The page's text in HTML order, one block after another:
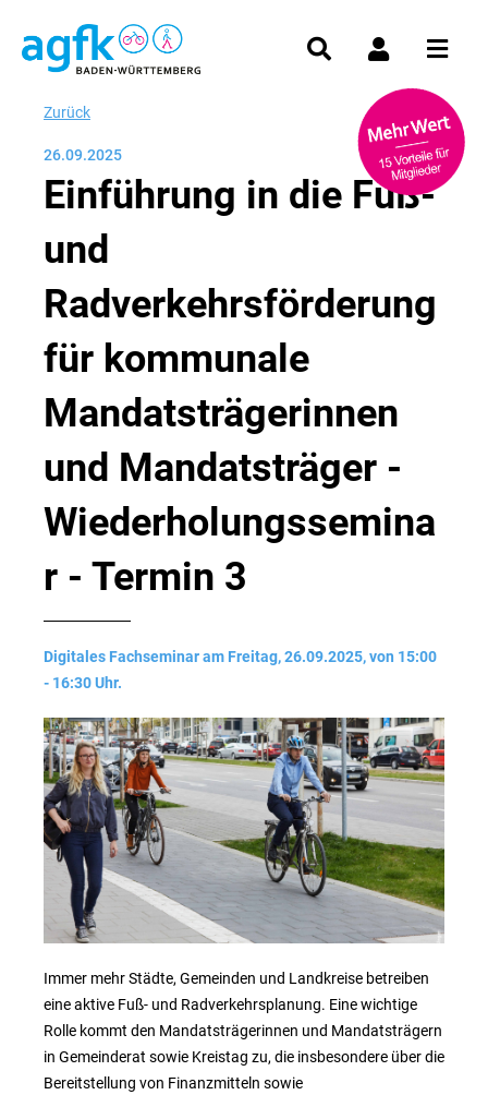
Zurück
26.09.2025
Einführung in die Fuß-
und
Radverkehrsförderung
für kommunale
Mandatsträgerinnen
und Mandatsträger -
Wiederholungssemina
r - Termin 3
Digitales Fachseminar am Freitag, 26.09.2025, von 15:00
- 16:30 Uhr.
Immer mehr Städte, Gemeinden und Landkreise betreiben
eine aktive Fuß- und Radverkehrsplanung. Eine wichtige
Rolle kommt den Mandatsträgerinnen und Mandatsträgern
in Gemeinderat sowie Kreistag zu, die insbesondere über die
Bereitstellung von Finanzmitteln sowie